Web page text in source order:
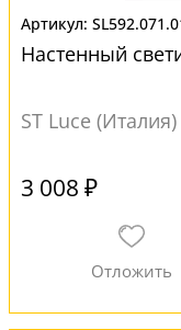
Настенный
ST Luce (Италия)
3 008 ₽